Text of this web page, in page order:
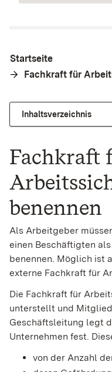
Startseite
Fachkraft für
Inhaltsverzeichnis
Fachkraft
benennen
Als Arbeitgeber
einen Beschäftigten
benennen. Möglich ist
externe Fachkraft für
Die Fachkraft für
unterstellt und
Geschäftsleitung legt
Unternehmen fest.
von der Anzahl